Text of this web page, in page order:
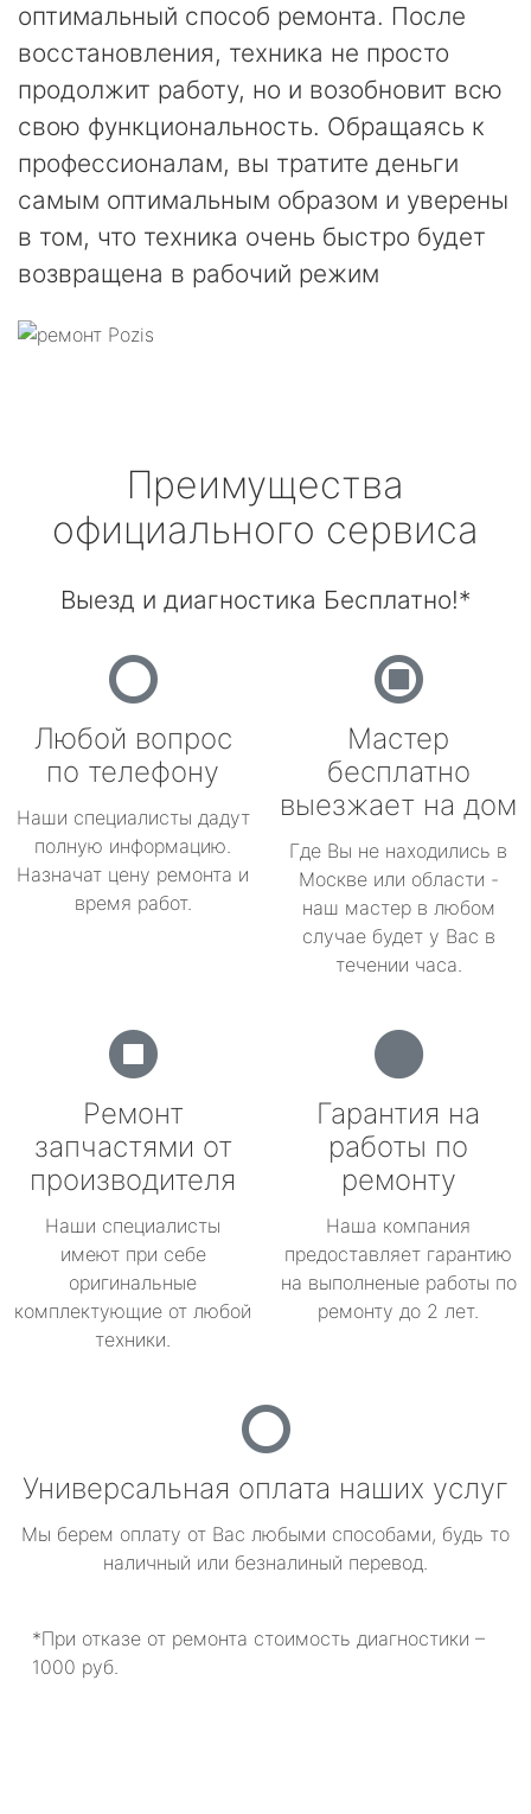
оптимальный способ ремонта. После
восстановления, техника не просто
продолжит работу, но и возобновит всю
свою функциональность. Обращаясь к
профессионалам, вы тратите деньги
самым оптимальным образом и уверены
в том, что техника очень быстро будет
возвращена в рабочий режим
Преимущества
официального сервиса
Выезд и диагностика Бесплатно!*
Любой вопрос
по телефону
Наши специалисты дадут
полную информацию.
Назначат цену ремонта и
время работ.
Мастер
бесплатно
выезжает на дом
Где Вы не находились в
Москве или области -
наш мастер в любом
случае будет у Вас в
течении часа.
Ремонт
запчастями от
производителя
Наши специалисты
имеют при себе
оригинальные
комплектующие от любой
техники.
Гарантия на
работы по
ремонту
Наша компания
предоставляет гарантию
на выполненые работы по
ремонту до 2 лет.
Универсальная оплата наших услуг
Мы берем оплату от Вас любыми способами, будь то
наличный или безналиный перевод.
*При отказе от ремонта стоимость диагностики –
1000 руб.